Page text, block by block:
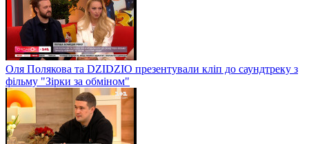
Оля Полякова та DZIDZIO презентували кліп до саундтреку з
фільму "Зірки за обміном"